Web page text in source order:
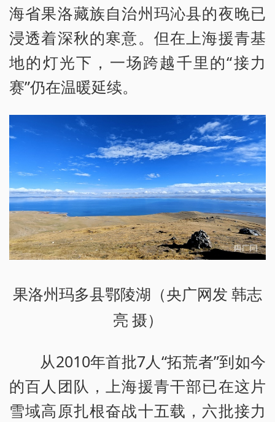
海省果洛藏族自治州玛沁县的夜晚已
浸透着深秋的寒意。但在上海援青基
地的灯光下，一场跨越千里的“接力
赛”仍在温暖延续。
果洛州玛多县鄂陵湖（央广网发 韩志
亮 摄）
从2010年首批7人“拓荒者”到如今
的百人团队，上海援青干部已在这片
雪域高原扎根奋战十五载，六批接力